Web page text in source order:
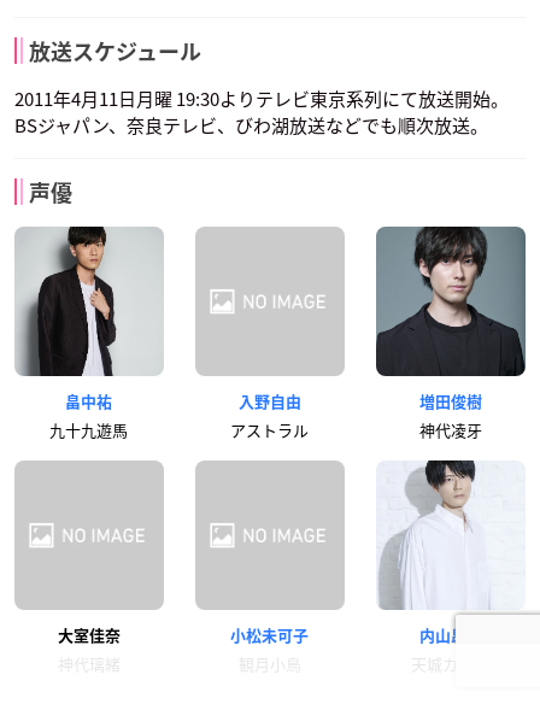
放送スケジュール
2011年4月11日月曜 19:30よりテレビ東京系列にて放送開始。
BSジャパン、奈良テレビ、びわ湖放送などでも順次放送。
声優
畠中祐
九十九遊馬
入野自由
アストラル
増田俊樹
神代凌牙
大室佳奈
神代璃緒
小松未可子
観月小鳥
内山昂輝
天城カイト